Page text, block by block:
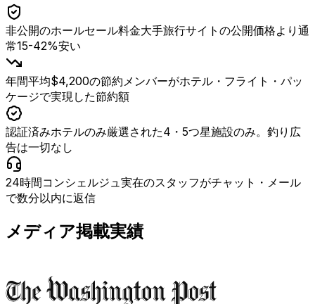
非公開のホールセール料金大手旅行サイトの公開価格より通
常15-42%安い
年間平均$4,200の節約メンバーがホテル・フライト・パッ
ケージで実現した節約額
認証済みホテルのみ厳選された4・5つ星施設のみ。釣り広
告は一切なし
24時間コンシェルジュ実在のスタッフがチャット・メール
で数分以内に返信
メディア掲載実績